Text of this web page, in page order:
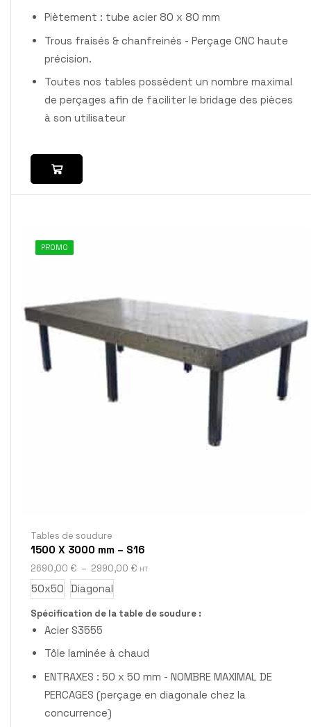
Piètement : tube acier 80 x 80 mm
Trous fraisés & chanfreinés - Perçage CNC haute
précision.
Toutes nos tables possèdent un nombre maximal
de perçages afin de faciliter le bridage des pièces
à son utilisateur
PROMO
Tables de soudure
1500 X 3000 mm – S16
2690,00 € – 2990,00 € HT
50x50 Diagonal
Spécification de la table de soudure :
Acier S3555
Tôle laminée à chaud
ENTRAXES : 50 x 50 mm - NOMBRE MAXIMAL DE
PERCAGES (perçage en diagonale chez la
concurrence)